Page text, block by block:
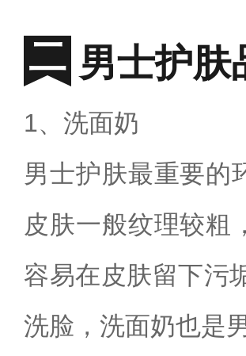
男士护肤
1、洗面奶
男士护肤最重要的
皮肤一般纹理较粗
容易在皮肤留下污
洗脸，洗面奶也是